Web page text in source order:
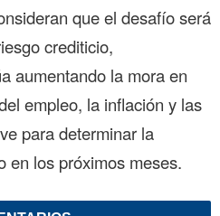
que el desafío será
crediticio,
aumentando la mora en
empleo, la inflación y las
para determinar la
en los próximos meses.